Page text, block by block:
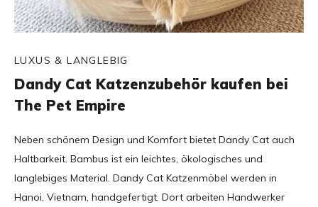
LUXUS & LANGLEBIG
Dandy Cat Katzenzubehör kaufen bei
The Pet Empire
Neben schönem Design und Komfort bietet Dandy Cat auch
Haltbarkeit. Bambus ist ein leichtes, ökologisches und
langlebiges Material. Dandy Cat Katzenmöbel werden in
Hanoi, Vietnam, handgefertigt. Dort arbeiten Handwerker